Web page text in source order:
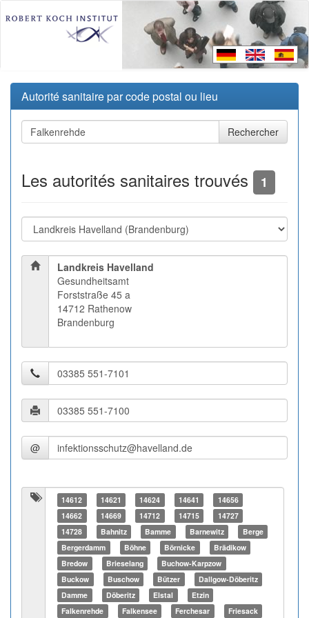
Autorité sanitaire par code postal ou lieu
Les autorités sanitaires trouvés 1
Landkreis Havelland
Gesundheitsamt
Forststraße 45 a
14712 Rathenow
Brandenburg
@
14612 14621 14624 14641
14656
14662
14669 14712 14715
14727
14728
Bahnitz Bamme Barnewitz
Berge
Bergerdamm
Böhne Börnicke
Brädikow
Bredow
Brieselang
Buchow-Karpzow
Buckow
Buschow Bützer
Dallgow-Döberitz
Damme
Döberitz Elstal
Etzin
Falkenrehde
Falkensee Ferchesar Friesack